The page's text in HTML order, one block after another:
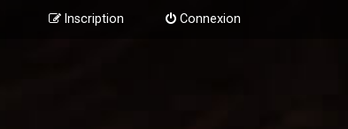
Connexion
Inscription